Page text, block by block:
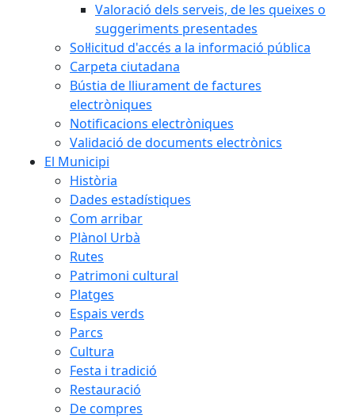
Valoració dels serveis, de les queixes o
suggeriments presentades
Sol·licitud d'accés a la informació pública
Carpeta ciutadana
Bústia de lliurament de factures
electròniques
Notificacions electròniques
Validació de documents electrònics
El Municipi
Història
Dades estadístiques
Com arribar
Plànol Urbà
Rutes
Patrimoni cultural
Platges
Espais verds
Parcs
Cultura
Festa i tradició
Restauració
De compres